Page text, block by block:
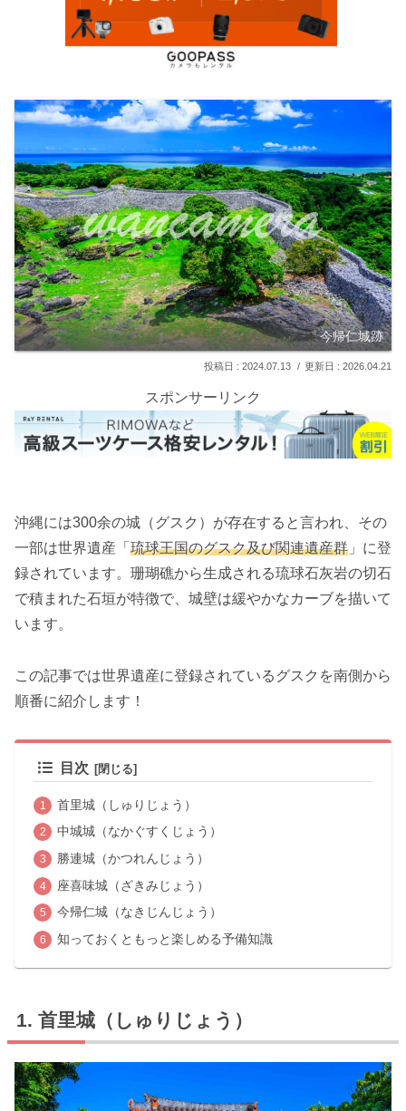
今帰仁城跡
2024.07.13 2026.04.21
スポンサーリンク
沖縄には300余の城（グスク）が存在すると言われ、その
一部は世界遺産「 琉球王国のグスク及び関連遺産群 」に登
録されています。珊瑚礁から生成される琉球石灰岩の切石
で積まれた石垣が特徴で、城壁は緩やかなカーブを描いて
います。
この記事では世界遺産に登録されているグスクを南側から
順番に紹介します！
目次
首里城（しゅりじょう）
中城城（なかぐすくじょう）
勝連城（かつれんじょう）
座喜味城（ざきみじょう）
今帰仁城（なきじんじょう）
知っておくともっと楽しめる予備知識
首里城（しゅりじょう）